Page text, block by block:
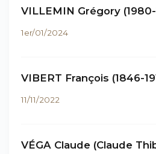
VILLEMIN Grégory
1er/01/2024
VIBERT François (1846-
11/11/2022
VÉGA Claude (Claude